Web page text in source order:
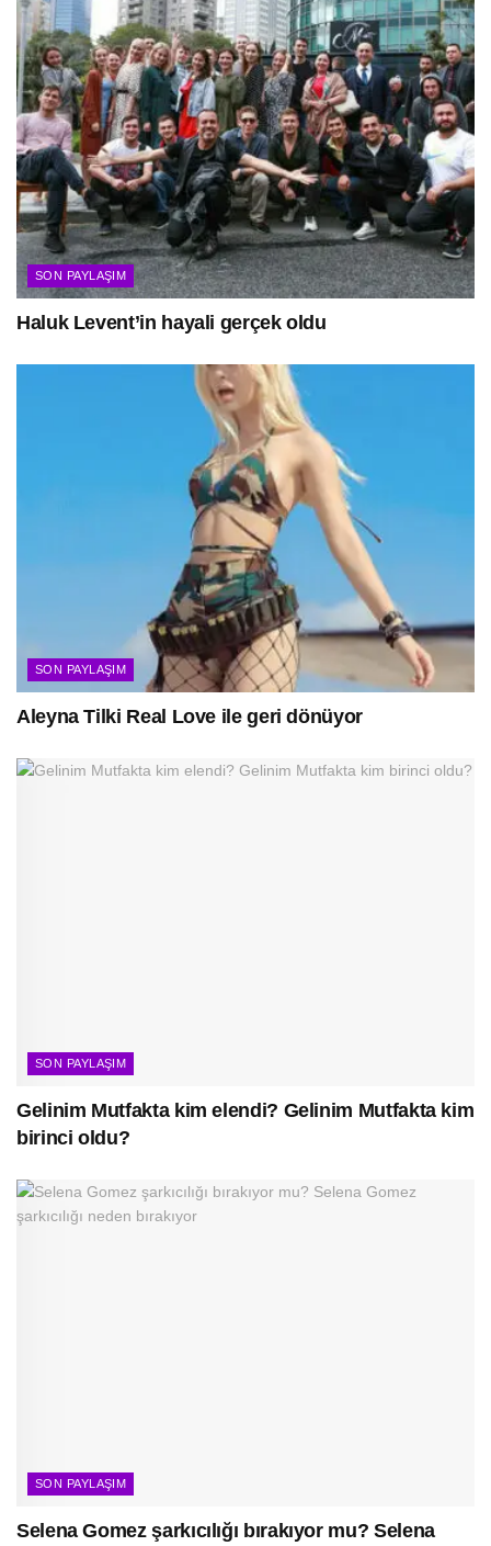
SON PAYLAŞIM
Haluk Levent’in hayali gerçek oldu
SON PAYLAŞIM
Aleyna Tilki Real Love ile geri dönüyor
SON PAYLAŞIM
Gelinim Mutfakta kim elendi? Gelinim Mutfakta kim
birinci oldu?
SON PAYLAŞIM
Selena Gomez şarkıcılığı bırakıyor mu? Selena